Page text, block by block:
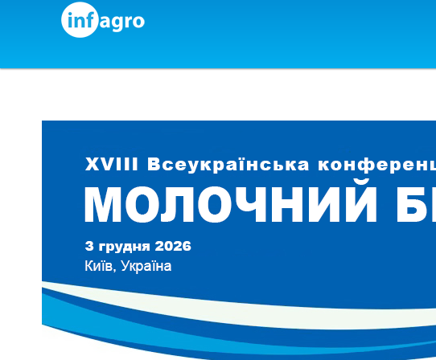
Skip to content